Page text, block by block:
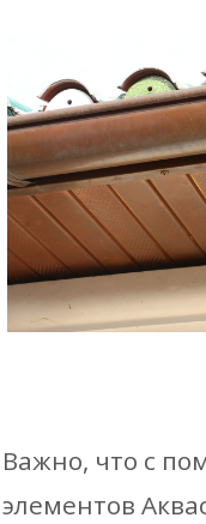
Важно, что с
элементов